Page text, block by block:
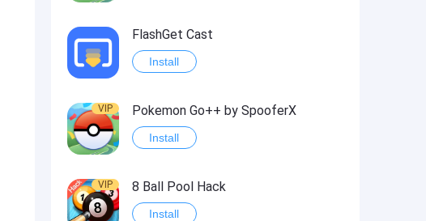
FlashGet Cast
Install
VIP Pokemon Go++ by SpooferX
Install
VIP 8 Ball Pool Hack
Install